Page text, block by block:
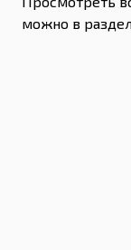
можно в